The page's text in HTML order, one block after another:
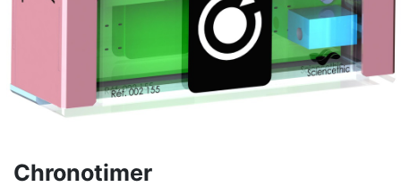
Chronotimer